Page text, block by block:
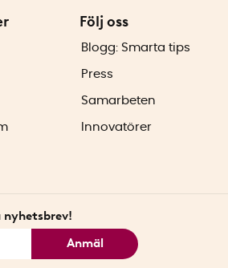
Följ oss
Blogg: Smarta tips
Press
Samarbeten
Innovatörer
nyhetsbrev!
Anmäl